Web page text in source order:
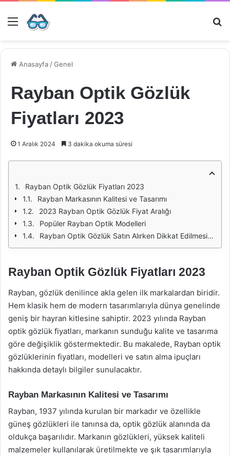
Menü
Anasayfa /Genel
Rayban Optik Gözlük
Fiyatları 2023
1 Aralık 2024 3 dakika okuma süresi
Rayban Optik Gözlük Fiyatları 2023
Rayban Markasının Kalitesi ve Tasarımı
2023 Rayban Optik Gözlük Fiyat Aralığı
Popüler Rayban Optik Modelleri
Rayban Optik Gözlük Satın Alırken Dikkat Edilmesi Gerekenler
Rayban Optik Gözlük Fiyatları 2023
Rayban, gözlük denilince akla gelen ilk markalardan biridir.
Hem klasik hem de modern tasarımlarıyla dünya genelinde
geniş bir hayran kitlesine sahiptir. 2023 yılında Rayban
optik gözlük fiyatları, markanın sunduğu kalite ve tasarıma
göre değişiklik göstermektedir. Bu makalede, Rayban optik
gözlüklerinin fiyatları, modelleri ve satın alma ipuçları
hakkında detaylı bilgiler sunulacaktır.
Rayban Markasının Kalitesi ve Tasarımı
Rayban, 1937 yılında kurulan bir markadır ve özellikle
güneş gözlükleri ile tanınsa da, optik gözlük alanında da
oldukça başarılıdır. Markanın gözlükleri, yüksek kaliteli
malzemeler kullanılarak üretilmekte ve şık tasarımlarıyla